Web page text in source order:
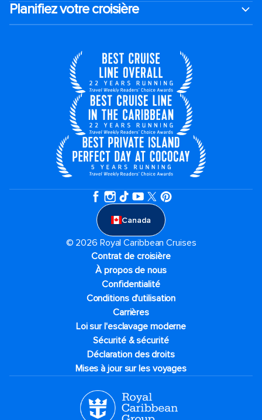
Planifiez votre croisière
Canada
© 2026 Royal Caribbean Cruises
Contrat de croisière
À propos de nous
Confidentialité
Conditions d'utilisation
Carrières
Loi sur l'esclavage moderne
Sécurité & sécurité
Déclaration des droits
Mises à jour sur les voyages